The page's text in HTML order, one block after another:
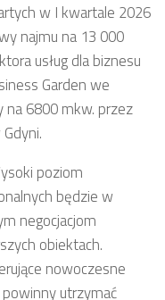
w I kwartale 2026
najmu na 13 000
usług dla biznesu
Garden we
na 6800 mkw. przez
poziom
będzie w
negocjacjom
obiektach.
nowoczesne
utrzymać